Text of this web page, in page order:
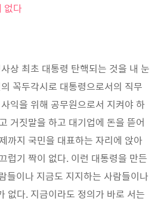
없다
상 최초 대통령 탄핵되는 것을 내 눈
꼭두각시로 대통령으로서의 직무
익을 위해 공무원으로서 지켜야 하
거짓말을 하고 대기업에 돈을 뜯어
까지 국민을 대표하는 자리에 앉아
럽기 짝이 없다. 이런 대통령을 만든
들이나 지금도 지지하는 사람들이나
없다. 지금이라도 정의가 바로 서는